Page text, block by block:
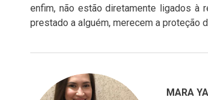
enfim, não estão diretamente ligados à
prestado a alguém, merecem a
MARA